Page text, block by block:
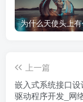
上一篇
嵌入式系统接口
驱动程序开发_网